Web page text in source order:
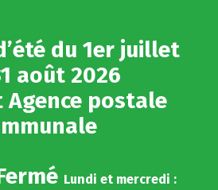
du 1er juillet
août 2026
Agence postale
Lundi et mercredi :